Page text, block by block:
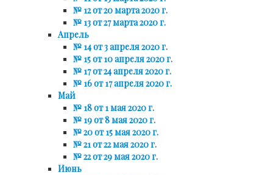
№ 12 от 20 марта 2020 г.
№ 13 от 27 марта 2020 г.
Апрель
№ 14 от 3 апреля 2020 г.
№ 15 от 10 апреля 2020 г.
№ 17 от 24 апреля 2020 г.
№ 16 от 17 апреля 2020 г.
Май
№ 18 от 1 мая 2020 г.
№ 19 от 8 мая 2020 г.
№ 20 от 15 мая 2020 г.
№ 21 от 22 мая 2020 г.
№ 22 от 29 мая 2020 г.
Июнь